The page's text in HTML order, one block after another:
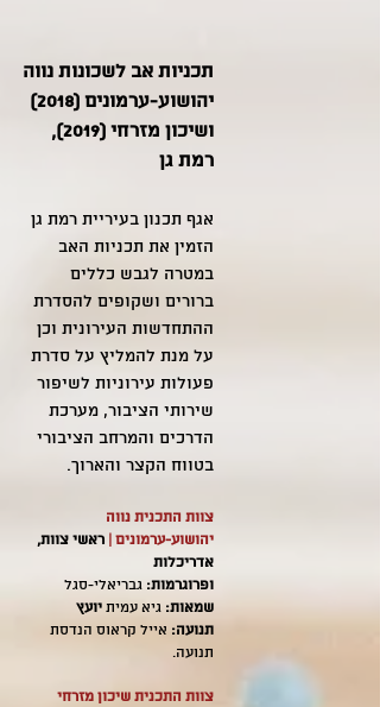
תכניות אב לשכונות נווה
יהושוע-ערמונים (2018)
ושיכון מזרחי (2019),
רמת גן
אגף תכנון בעיריית רמת גן
הזמין את תכניות האב
במטרה לגבש כללים
ברורים ושקופים להסדרת
ההתחדשות העירונית וכן
על מנת להמליץ על סדרת
פעולות עירוניות לשיפור
שירותי הציבור, מערכת
הדרכים והמרחב הציבורי
בטווח הקצר והארוך.
צוות התכנית נווה
יהושוע-ערמונים | ראשי צוות,
אדריכלות
ופרוגרמות: גבריאלי-סגל
שמאות:גיא עמיתיועץ
תנועה: אייל קראוס הנדסת
תנועה.
צוות התכנית שיכון מזרחי